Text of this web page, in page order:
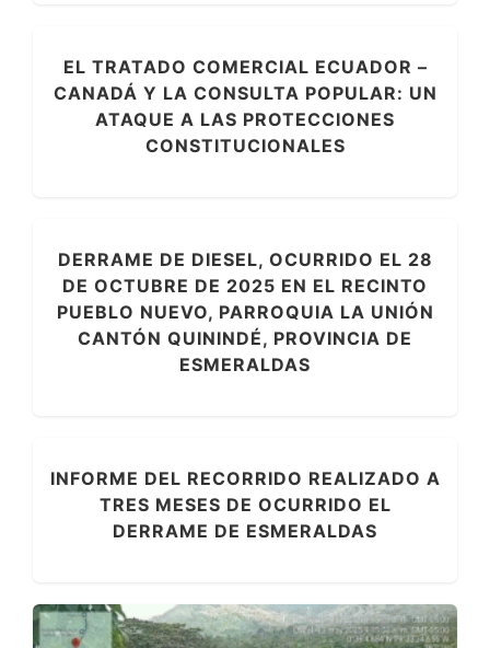
EL TRATADO COMERCIAL ECUADOR –
CANADÁ Y LA CONSULTA POPULAR: UN
ATAQUE A LAS PROTECCIONES
CONSTITUCIONALES
DERRAME DE DIESEL, OCURRIDO EL 28
DE OCTUBRE DE 2025 EN EL RECINTO
PUEBLO NUEVO, PARROQUIA LA UNIÓN
CANTÓN QUININDÉ, PROVINCIA DE
ESMERALDAS
INFORME DEL RECORRIDO REALIZADO A
TRES MESES DE OCURRIDO EL
DERRAME DE ESMERALDAS